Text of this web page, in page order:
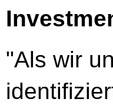
"Als wir